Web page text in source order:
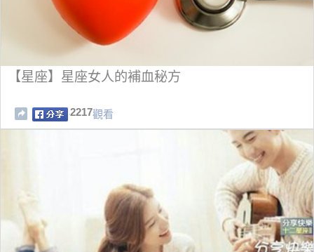
【星座】星座女人的補血秘方
2217觀看